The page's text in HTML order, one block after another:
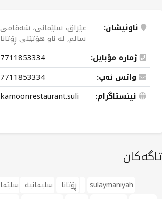
ناونیشان: عێراق، سلێمانی، شەقامی
سالم, لە ناو هۆتێلی ڕۆتانا
ژمارە مۆبایل:
7711853334 ​
واتس ئەپ:
7711853334 ​
ئینستاگرام:
kamoonrestaurant.suli
تاگەکان
ڕۆتانا سليمانية
sulaymaniyah